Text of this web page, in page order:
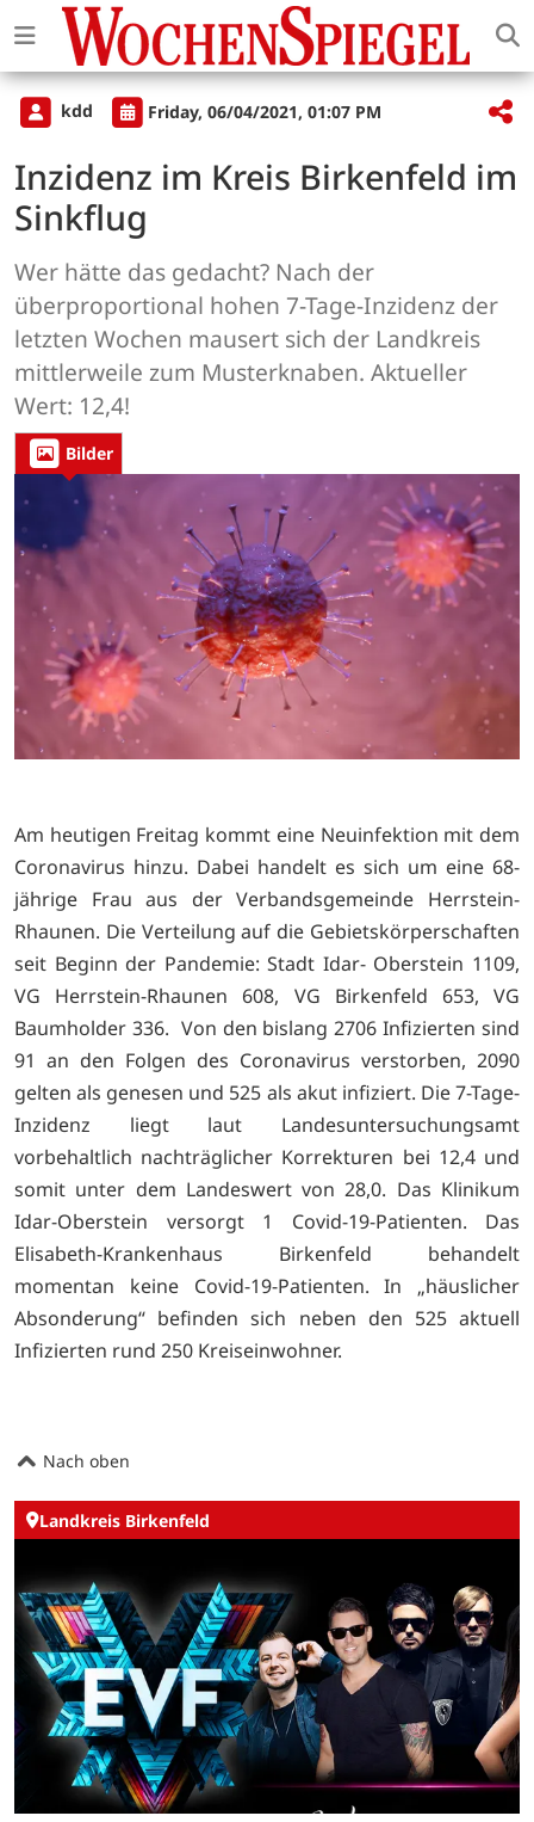
kdd Friday, 06/04/2021, 01:07 PM
Inzidenz im Kreis Birkenfeld im
Sinkflug
Wer hätte das gedacht? Nach der
überproportional hohen 7-Tage-Inzidenz der
letzten Wochen mausert sich der Landkreis
mittlerweile zum Musterknaben. Aktueller
Wert: 12,4!
Bilder
Am heutigen Freitag kommt eine Neuinfektion mit dem
Coronavirus hinzu. Dabei handelt es sich um eine 68-
jährige Frau aus der Verbandsgemeinde Herrstein-
Rhaunen. Die Verteilung auf die Gebietskörperschaften
seit Beginn der Pandemie: Stadt Idar- Oberstein 1109,
VG Herrstein-Rhaunen 608, VG Birkenfeld 653, VG
Baumholder 336. Von den bislang 2706 Infizierten sind
91 an den Folgen des Coronavirus verstorben, 2090
gelten als genesen und 525 als akut infiziert. Die 7-Tage-
Inzidenz liegt laut Landesuntersuchungsamt
vorbehaltlich nachträglicher Korrekturen bei 12,4 und
somit unter dem Landeswert von 28,0. Das Klinikum
Idar-Oberstein versorgt 1 Covid-19-Patienten. Das
Elisabeth-Krankenhaus Birkenfeld behandelt
momentan keine Covid-19-Patienten. In „häuslicher
Absonderung“ befinden sich neben den 525 aktuell
Infizierten rund 250 Kreiseinwohner.
Nach oben
Landkreis Birkenfeld